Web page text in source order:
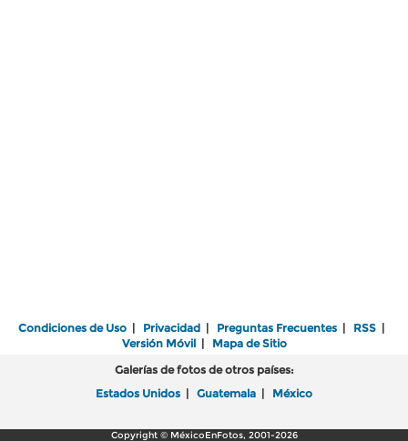
Condiciones de Uso | Privacidad | Preguntas Frecuentes | RSS |
Versión Móvil| Mapa de Sitio
Galerías de fotos de otros países:
Estados Unidos | Guatemala | México
Copyright © MéxicoEnFotos, 2001-2026